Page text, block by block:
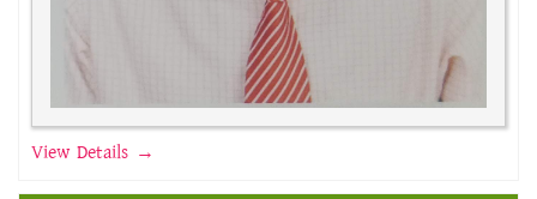
View Details →